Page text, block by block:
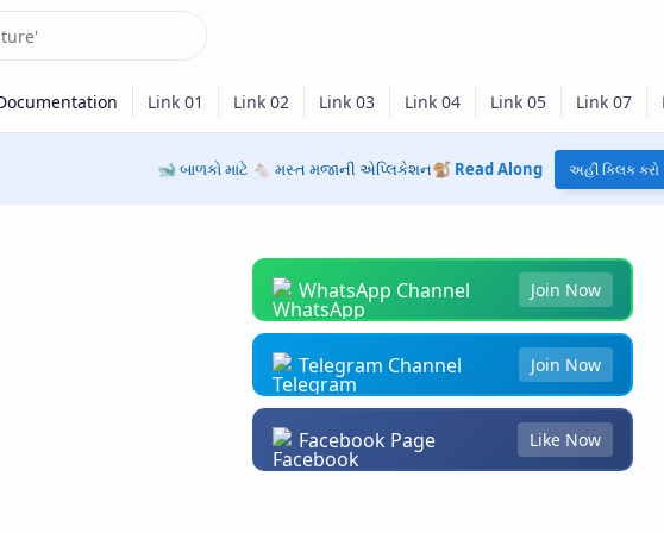
🐋 બાળકો માટે 🐁 મસ્ત મજાની એપ્લિકેશન🐒 Read Along અહીં ક્લિક
WhatsApp Channel Join Now
Telegram Channel Join Now
Facebook Page Like Now